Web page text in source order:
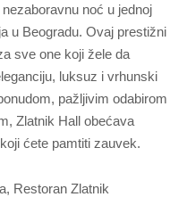
noć u jednoj
u Beogradu. Ovaj prestižni
sve one koji žele da
luksuz i vrhunski
pažljivim odabirom
Zlatnik Hall obećava
ćete pamtiti zauvek.
Restoran Zlatnik